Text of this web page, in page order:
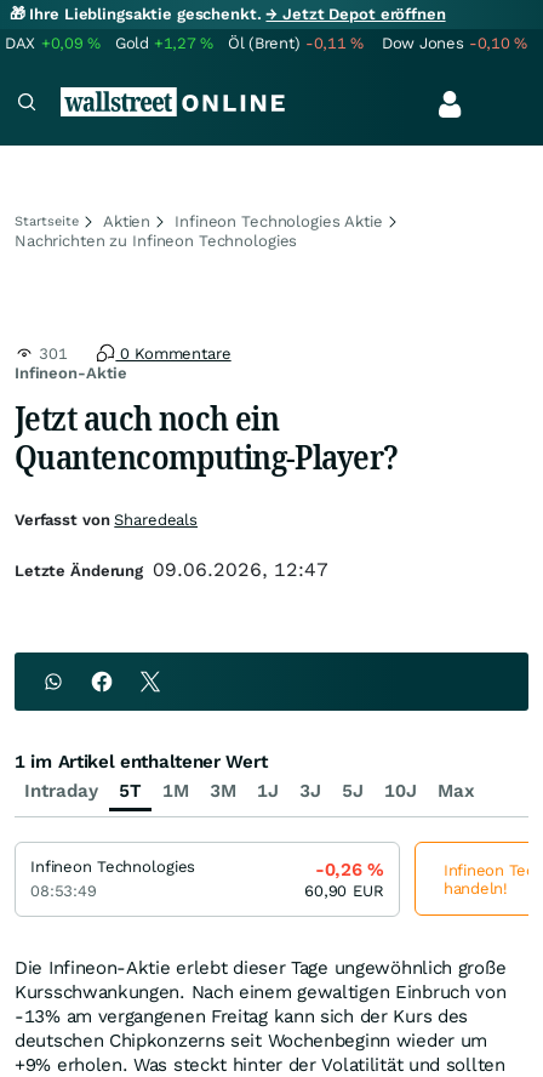
🎁 Ihre Lieblingsaktie geschenkt.→ Jetzt Depot eröffnen
DAX +0,09% Gold +1,27% Öl (Brent) -0,11% Dow Jones -0,10%
Startseite Aktien
Infineon Technologies Aktie
Nachrichten zu Infineon Technologies
Infineon-Aktie
301 0 Kommentare
Jetzt auch noch ein
Quantencomputing-Player?
Die Infineon-Aktie erlebt dieser Tage ungewöhnlich große
Kursschwankungen. Nach einem gewaltigen Einbruch von
-13% am vergangenen Freitag kann sich der Kurs des
deutschen Chipkonzerns seit Wochenbeginn wieder um
+9% erholen. Was steckt hinter der Volatilität und sollten
Verfasst vonSharedeals
Letzte Änderung 09.06.2026, 12:47
Intraday 5T 1M 3M 1J 3J 5J 10J Max
1 im Artikel enthaltener Wert
Infineon Technologies
08:53:49
-0,26%
60,90 EUR
Infineon
handeln!